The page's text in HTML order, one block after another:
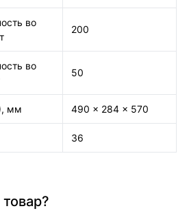
во
200
во
50
мм 490 × 284 × 570
36
товар?